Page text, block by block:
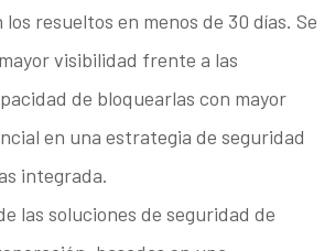
resueltos en menos de 30 días. Se
visibilidad frente a las
de bloquearlas con mayor
en una estrategia de seguridad
integrada.
las soluciones de seguridad de